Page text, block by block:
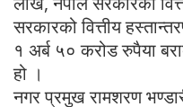
सरकारको वित्तीय
१ अर्ब ५० करोड रुपैया
हो ।
नगर प्रमुख रामशरण